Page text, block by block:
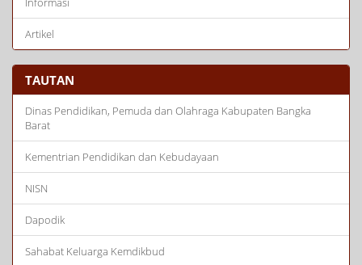
Artikel
TAUTAN
Dinas Pendidikan, Pemuda dan Olahraga Kabupaten Bangka
Barat
Kementrian Pendidikan dan Kebudayaan
NISN
Dapodik
Sahabat Keluarga Kemdikbud